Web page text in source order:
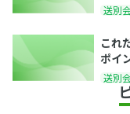
送別
これ
ポイ
送別